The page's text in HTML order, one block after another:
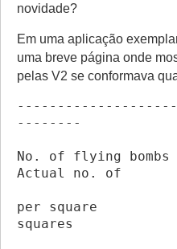
novidade?
Em uma aplicação
uma breve página onde
pelas V2 se conformava
--------
No. of flying
Actual no. of
per square
squares